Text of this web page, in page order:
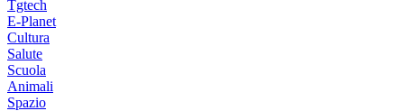
Tgtech
E-Planet
Cultura
Salute
Scuola
Animali
Spazio